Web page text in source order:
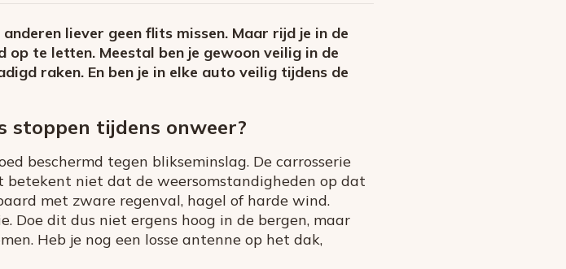
liever geen flits missen. Maar rijd je in de
te letten. Meestal ben je gewoon veilig in de
raken. En ben je in elke auto veilig tijdens de
stoppen tijdens onweer?
beschermd tegen blikseminslag. De carrosserie
betekent niet dat de weersomstandigheden op dat
met zware regenval, hagel of harde wind.
Doe dit dus niet ergens hoog in de bergen, maar
Heb je nog een losse antenne op het dak,